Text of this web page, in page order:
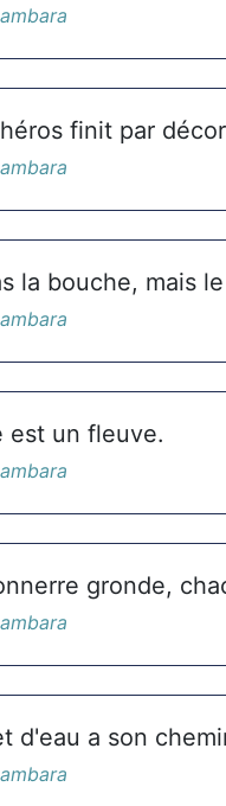
finit par
la bouche, mais
est un fleuve.
gronde,
d'eau a son